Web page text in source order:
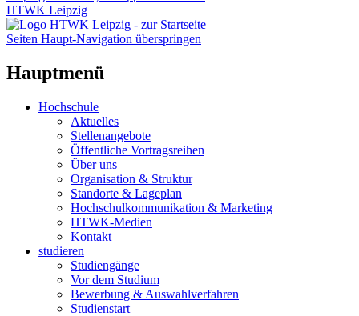
HTWK Leipzig
Seiten Haupt-Navigation überspringen
Hauptmenü
Hochschule
Aktuelles
Stellenangebote
Öffentliche Vortragsreihen
Über uns
Organisation & Struktur
Standorte & Lageplan
Hochschulkommunikation & Marketing
HTWK-Medien
Kontakt
studieren
Studiengänge
Vor dem Studium
Bewerbung & Auswahlverfahren
Studienstart